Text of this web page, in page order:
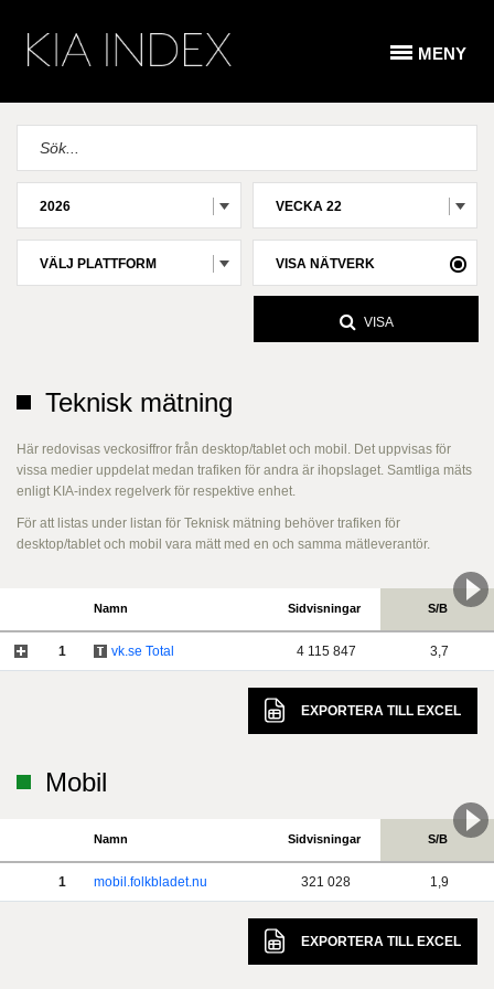
MENY
VISA
2026 VECKA 22
VÄLJ PLATTFORM VISA NÄTVERK
Teknisk mätning
Här redovisas veckosiffror från desktop/tablet och mobil. Det uppvisas för
vissa medier uppdelat medan trafiken för andra är ihopslaget. Samtliga mäts
enligt KIA-index regelverk för respektive enhet.
För att listas under listan för Teknisk mätning behöver trafiken för
desktop/tablet och mobil vara mätt med en och samma mätleverantör.
Namn Sidvisningar S/B
1 vk.se Total 4 115 847 3,7
EXPORTERA TILL EXCEL
Mobil
Namn Sidvisningar S/B
1 mobil.folkbladet.nu 321 028 1,9
EXPORTERA TILL EXCEL